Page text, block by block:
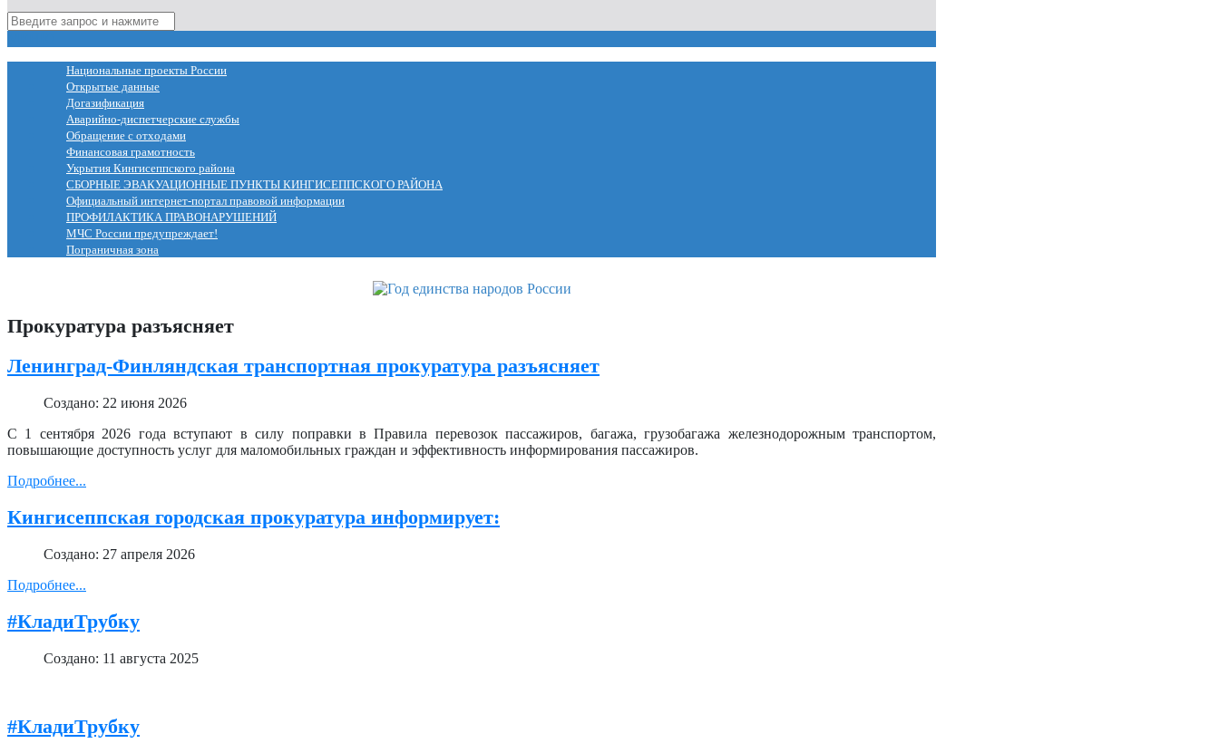
Национальные проекты России
Открытые данные
Догазификация
Аварийно-диспетчерские службы
Обращение с отходами
Финансовая грамотность
Укрытия Кингисеппского района
СБОРНЫЕ ЭВАКУАЦИОННЫЕ ПУНКТЫ КИНГИСЕППСКОГО РАЙОНА
Официальный интернет-портал правовой информации
ПРОФИЛАКТИКА ПРАВОНАРУШЕНИЙ
МЧС России предупреждает!
Пограничная зона
Прокуратура разъясняет
Ленинград-Финляндская транспортная прокуратура разъясняет
Создано: 22 июня 2026
С 1 сентября 2026 года вступают в силу поправки в Правила перевозок пассажиров, багажа, грузобагажа железнодорожным транспортом,
повышающие доступность услуг для маломобильных граждан и эффективность информирования пассажиров.
Подробнее...
Кингисеппская городская прокуратура информирует:
Создано: 27 апреля 2026
Подробнее...
#КладиТрубку
Создано: 11 августа 2025
#КладиТрубку